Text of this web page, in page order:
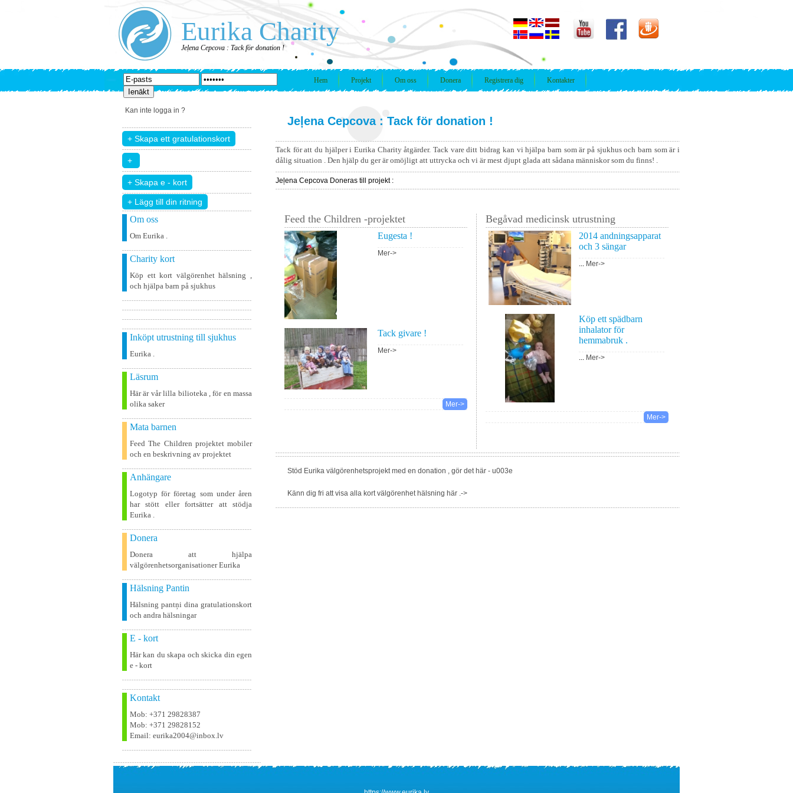
Eurika Charity
Jeļena Cepcova : Tack för donation !
Hem Projekt Om oss Donera Registrera dig Kontakter
Kan inte logga in ?
+ Lägg till din ritning
Om oss
Om Eurika .
Charity kort
Köp ett kort välgörenhet hälsning ,
och hjälpa barn på sjukhus
Inköpt utrustning till sjukhus
Eurika .
Läsrum
Här är vår lilla bilioteka , för en massa
olika saker
Mata barnen
Feed The Children projektet mobiler
och en beskrivning av projektet
Anhängare
Logotyp för företag som under åren
har stött eller fortsätter att stödja
Eurika .
Donera
Donera att hjälpa
välgörenhetsorganisationer Eurika
Hälsning Pantin
Hälsning pantņi dina gratulationskort
och andra hälsningar
E - kort
Här kan du skapa och skicka din egen
e - kort
Kontakt
Mob: +371 29828387
Mob: +371 29828152
Email: eurika2004@inbox.lv
Jeļena Cepcova : Tack för donation !
Tack för att du hjälper i Eurika Charity åtgärder. Tack vare ditt bidrag kan vi hjälpa barn som är på sjukhus och barn som är i
dålig situation . Den hjälp du ger är omöjligt att uttrycka och vi är mest djupt glada att sådana människor som du finns! .
Jeļena Cepcova Doneras till projekt :
Feed the Children -projektet
Eugesta !
Mer->
Tack givare !
Mer->
Mer->
Begåvad medicinsk utrustning
2014 andningsapparat
och 3 sängar
... Mer->
Köp ett spädbarn
inhalator för
hemmabruk .
Mer->
Mer->
Stöd Eurika välgörenhetsprojekt med en donation , gör det här - u003e
Känn dig fri att visa alla kort välgörenhet hälsning här .->